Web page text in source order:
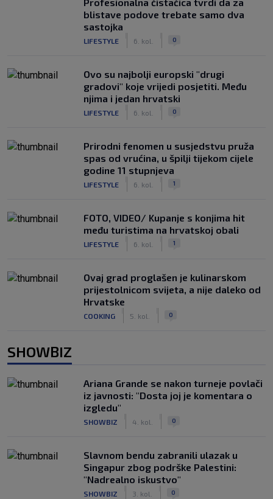
blistave podove trebate samo dva
sastojka
LIFESTYLE 6. kol. 0
Ovo su najbolji europski "drugi
gradovi" koje vrijedi posjetiti. Među
njima i jedan hrvatski
LIFESTYLE 6. kol. 0
Prirodni fenomen u susjedstvu pruža
spas od vrućina, u špilji tijekom cijele
godine 11 stupnjeva
LIFESTYLE 6. kol. 1
FOTO, VIDEO/ Kupanje s konjima hit
među turistima na hrvatskoj obali
LIFESTYLE 6. kol. 1
Ovaj grad proglašen je kulinarskom
prijestolnicom svijeta, a nije daleko od
Hrvatske
COOKING 5. kol. 0
SHOWBIZ
Ariana Grande se nakon turneje povlači
iz javnosti: "Dosta joj je komentara o
izgledu"
SHOWBIZ 4. kol. 0
Slavnom bendu zabranili ulazak u
Singapur zbog podrške Palestini:
"Nadrealno iskustvo"
SHOWBIZ 3. kol. 0